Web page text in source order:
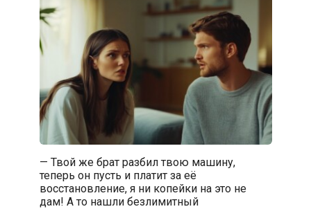
— Твой же брат разбил твою машину,
теперь он пусть и платит за её
восстановление, я ни копейки на это не
дам! А то нашли безлимитный